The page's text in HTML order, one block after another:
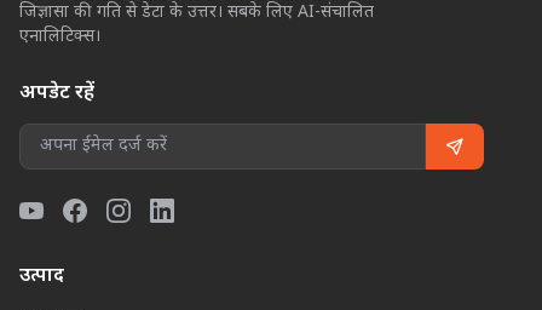
जिज्ञासा की गति से डेटा के उत्तर। सबके लिए AI-संचालित
एनालिटिक्स।
अपडेट रहें
उत्पाद